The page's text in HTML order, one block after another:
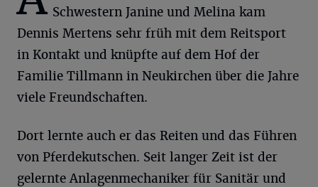
Schwestern Janine und Melina kam
Dennis Mertens sehr früh mit dem Reitsport
in Kontakt und knüpfte auf dem Hof der
Familie Tillmann in Neukirchen über die Jahre
viele Freundschaften.
Dort lernte auch er das Reiten und das Führen
von Pferdekutschen. Seit langer Zeit ist der
gelernte Anlagenmechaniker für Sanitär und